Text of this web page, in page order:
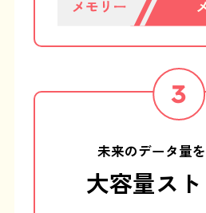
未来のデータ量
大容量ス